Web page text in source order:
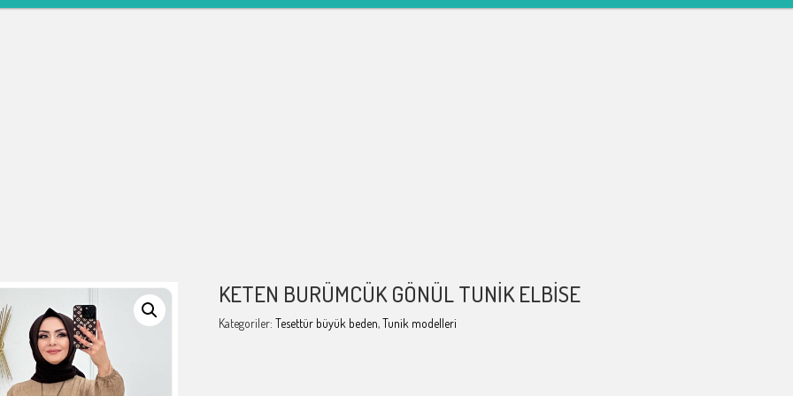
KETEN BURÜMCÜK GÖNÜL TUNIK ELBISE
Kategoriler: Tesettür büyük beden,Tunik modelleri